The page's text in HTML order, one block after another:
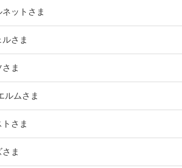
ットさま
さま
ま
ルムさま
さま
ま